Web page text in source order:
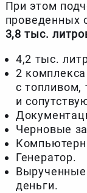
При этом
проведенных
3,8 тыс.
4,2 тыс.
2
с топливом,
и
Черновые
Генератор.
Вырученные
деньги.